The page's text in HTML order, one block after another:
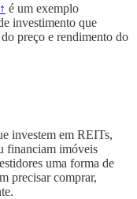
é um exemplo
investimento que
preço e rendimento do
investem em REITs,
financiam imóveis
uma forma de
precisar comprar,